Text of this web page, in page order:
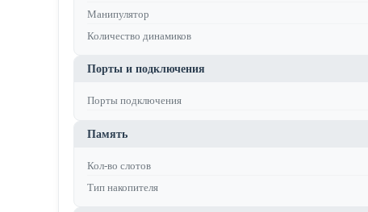
Манипулятор
Количество динамиков
Порты и подключения
Порты подключения
Память
Кол-во слотов
Тип накопителя